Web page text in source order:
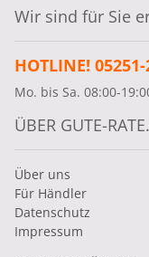
Wir sind für Sie
HOTLINE!
Mo. bis Sa. 08:00-
ÜBER GUTE-
Über uns
Für Händler
Datenschutz
Impressum